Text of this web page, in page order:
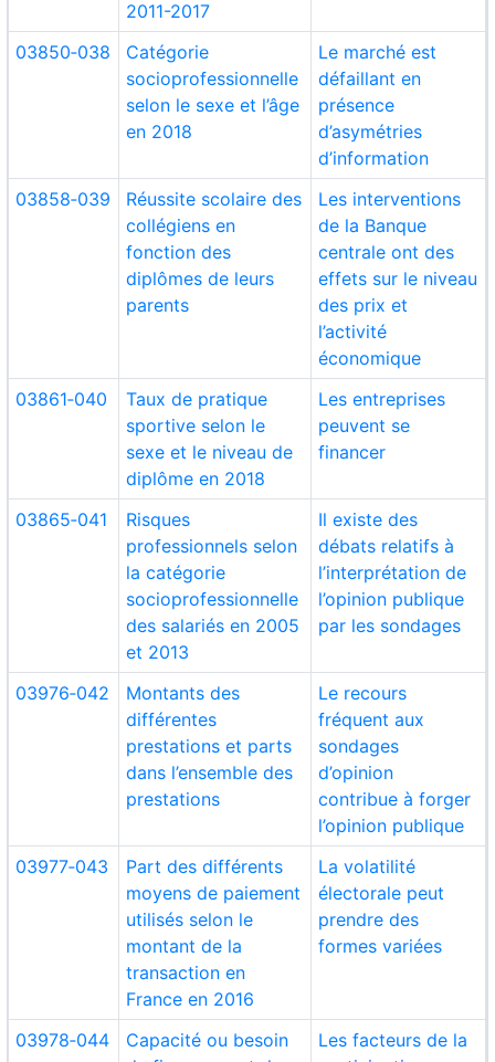
2011-2017
03850‑038
Catégorie
socioprofessionnelle
selon le sexe et l’âge
en 2018
Le marché est
défaillant en
présence
d’asymétries
d’information
03858‑039
Réussite scolaire des
collégiens en
fonction des
diplômes de leurs
parents
Les interventions
de la Banque
centrale ont des
effets sur le niveau
des prix et
l’activité
économique
03861‑040
Taux de pratique
sportive selon le
sexe et le niveau de
diplôme en 2018
Les entreprises
peuvent se
financer
03865‑041
Risques
professionnels selon
la catégorie
socioprofessionnelle
des salariés en 2005
et 2013
Il existe des
débats relatifs à
l’interprétation de
l’opinion publique
par les sondages
03976‑042
Montants des
différentes
prestations et parts
dans l’ensemble des
prestations
Le recours
fréquent aux
sondages
d’opinion
contribue à forger
l’opinion publique
03977‑043
Part des différents
moyens de paiement
utilisés selon le
montant de la
transaction en
France en 2016
La volatilité
électorale peut
prendre des
formes variées
03978‑044
Capacité ou besoin
Les facteurs de la